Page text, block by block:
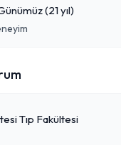
(21 yıl)
Tıp Fakültesi